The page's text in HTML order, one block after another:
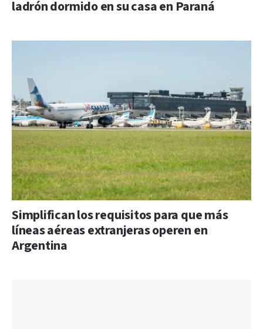
ladrón dormido en su casa en Paraná
Simplifican los requisitos para que más
líneas aéreas extranjeras operen en
Argentina